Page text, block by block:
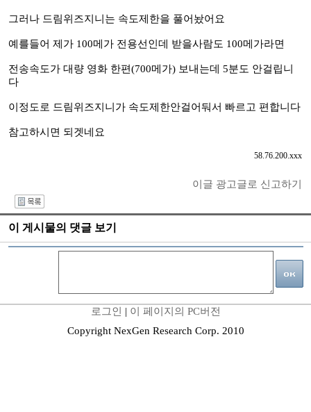
그러나 드림위즈지니는 속도제한을 풀어놨어요
예를들어 제가 100메가 전용선인데 받을사람도 100메가라면
전송속도가 대량 영화 한편(700메가) 보내는데 5분도 안걸립니
다
이정도로 드림위즈지니가 속도제한안걸어둬서 빠르고 편합니다
참고하시면 되겟네요
58.76.200.xxx
이글 광고글로 신고하기
이 게시물의 댓글 보기
로그인 | 이 페이지의 PC버전
Copyright NexGen Research Corp. 2010